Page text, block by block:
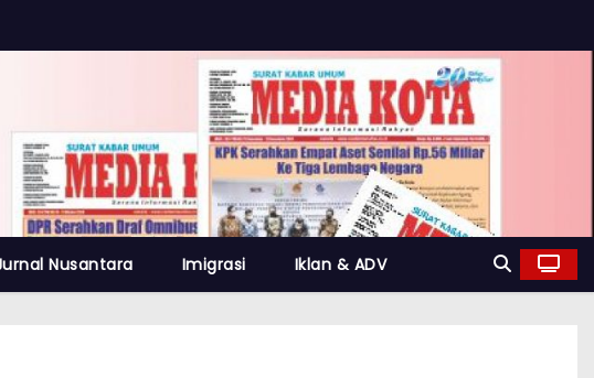
Nusantara Imigrasi Iklan & ADV